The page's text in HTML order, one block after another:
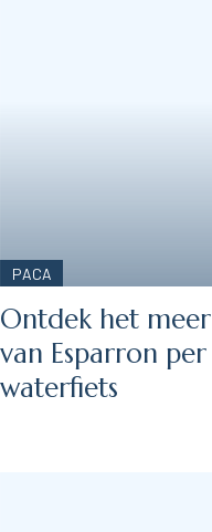
PACA
Ontdek het meer
van Esparron per
waterfiets